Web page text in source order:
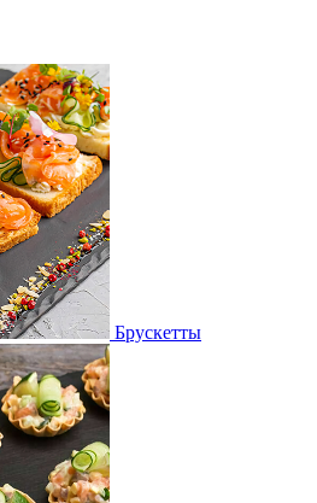
Брускетты